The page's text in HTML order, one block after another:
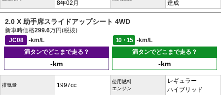
8年02月
達成
2.0 X 助手席スライドアップシート 4WD
新車時価格299.6万円(税抜)
JC08
-km/L 10・15
-km/L
満タンでどこまで走る？
-km
満タンでどこまで走る？
-km
排気量 1997cc
使用燃料
エンジン
レギュラー
ハイブリッド